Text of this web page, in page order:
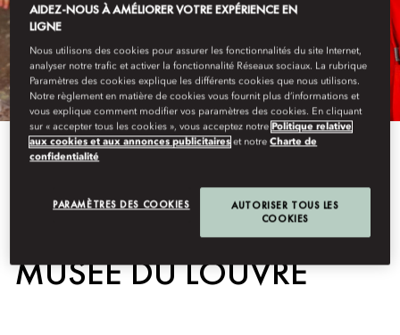
View All
CHASSE AU TRÉSOR AU
MUSÉE DU LOUVRE
AIDEZ-NOUS À AMÉLIORER VOTRE EXPÉRIENCE EN
LIGNE
Nous utilisons des cookies pour assurer les fonctionnalités du site Internet,
analyser notre trafic et activer la fonctionnalité Réseaux sociaux. La rubrique
Paramètres des cookies explique les différents cookies que nous utilisons.
Notre règlement en matière de cookies vous fournit plus d’informations et
vous explique comment modifier vos paramètres des cookies. En cliquant
sur « accepter tous les cookies », vous acceptez notrePolitique relative
aux cookies et aux annonces publicitaires et notreCharte de
confidentialité
PARAMÈTRES DES COOKIES
AUTORISER TOUS LES
COOKIES